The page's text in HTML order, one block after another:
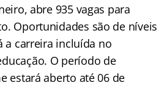
abre 935 vagas para
Oportunidades são de níveis
a carreira incluída no
O período de
estará aberto até 06 de